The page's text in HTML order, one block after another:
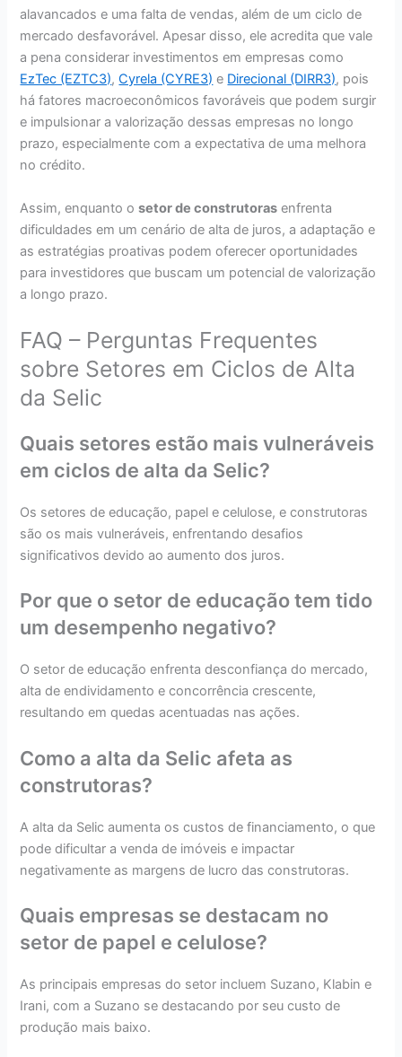
alavancados e uma falta de vendas, além de um ciclo de
mercado desfavorável. Apesar disso, ele acredita que vale
a pena considerar investimentos em empresas como
EzTec (EZTC3),Cyrela (CYRE3) e Direcional (DIRR3), pois
há fatores macroeconômicos favoráveis que podem surgir
e impulsionar a valorização dessas empresas no longo
prazo, especialmente com a expectativa de uma melhora
no crédito.
Assim, enquanto osetor de construtoras enfrenta
dificuldades em um cenário de alta de juros, a adaptação e
as estratégias proativas podem oferecer oportunidades
para investidores que buscam um potencial de valorização
a longo prazo.
FAQ – Perguntas Frequentes
sobre Setores em Ciclos de Alta
da Selic
Quais setores estão mais vulneráveis
em ciclos de alta da Selic?
Os setores de educação, papel e celulose, e construtoras
são os mais vulneráveis, enfrentando desafios
significativos devido ao aumento dos juros.
Por que o setor de educação tem tido
um desempenho negativo?
O setor de educação enfrenta desconfiança do mercado,
alta de endividamento e concorrência crescente,
resultando em quedas acentuadas nas ações.
Como a alta da Selic afeta as
construtoras?
A alta da Selic aumenta os custos de financiamento, o que
pode dificultar a venda de imóveis e impactar
negativamente as margens de lucro das construtoras.
Quais empresas se destacam no
setor de papel e celulose?
As principais empresas do setor incluem Suzano, Klabin e
Irani, com a Suzano se destacando por seu custo de
produção mais baixo.